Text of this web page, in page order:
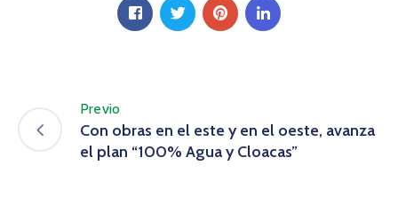
Previo
Con obras en el este y en el oeste, avanza
el plan “100% Agua y Cloacas”